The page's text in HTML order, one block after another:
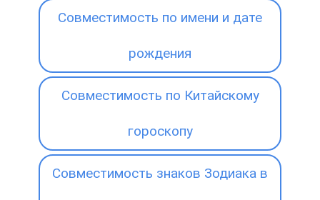
Совместимость по имени и дате
рождения
Совместимость по Китайскому
гороскопу
Совместимость знаков Зодиака в